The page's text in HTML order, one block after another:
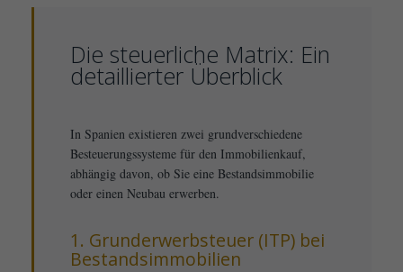
Die steuerliche Matrix: Ein
detaillierter Überblick
In Spanien existieren zwei grundverschiedene
Besteuerungssysteme für den Immobilienkauf,
abhängig davon, ob Sie eine Bestandsimmobilie
oder einen Neubau erwerben.
1. Grunderwerbsteuer (ITP) bei
Bestandsimmobilien